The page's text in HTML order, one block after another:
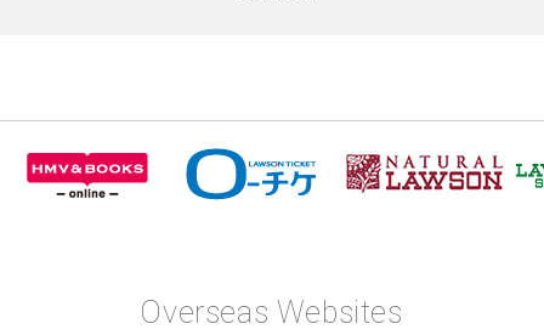
Overseas Websites